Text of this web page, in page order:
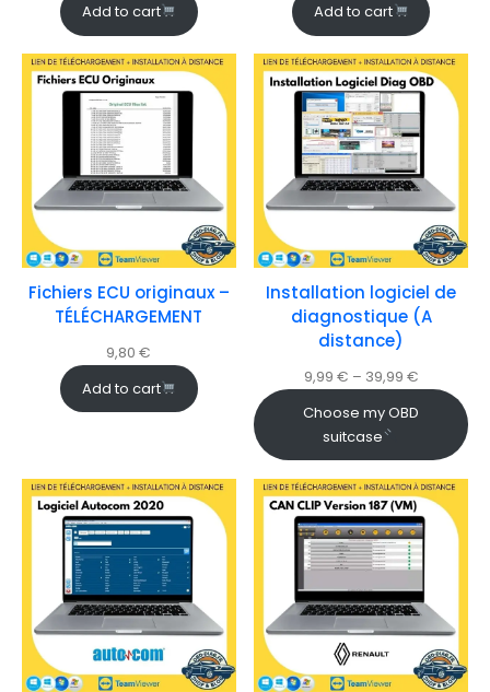
Add to cart
Add to cart
Fichiers ECU originaux –
TÉLÉCHARGEMENT
9,80€
Add to cart
Installation logiciel de
diagnostique (A
distance)
9,99 € – 39,99 €
Choose my OBD
suitcase